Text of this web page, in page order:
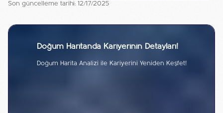
Son güncelleme tarihi: 12/17/2025
Doğum Haritanda Kariyerinin Detayları!
Doğum Harita Analizi ile Kariyerini Yeniden Keşfet!